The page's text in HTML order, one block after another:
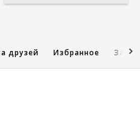
друзей Избранное